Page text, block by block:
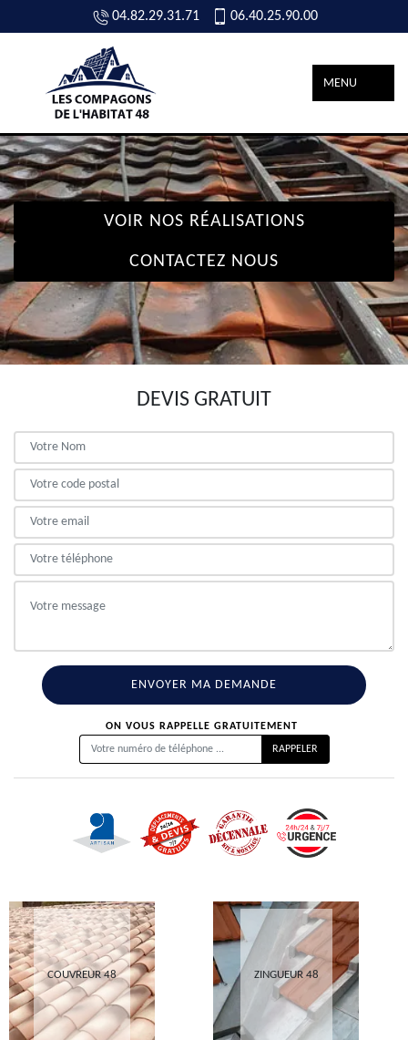
04.82.29.31.71 06.40.25.90.00
MENU
VOIR NOS RÉALISATIONS
CONTACTEZ NOUS
DEVIS GRATUIT
ON VOUS RAPPELLE GRATUITEMENT
COUVREUR 48 ZINGUEUR 48